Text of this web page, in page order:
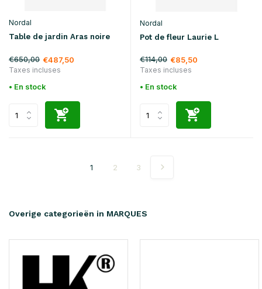
Nordal
Table de jardin Aras noire
€650,00 €487,50
Taxes incluses
• En stock
Nordal
Pot de fleur Laurie L
€114,00 €85,50
Taxes incluses
• En stock
1 2 3
Overige categorieën in MARQUES